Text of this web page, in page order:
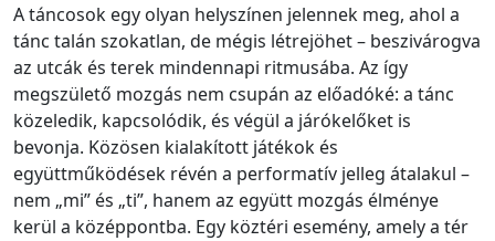
A táncosok egy olyan helyszínen jelennek meg, ahol a
tánc talán szokatlan, de mégis létrejöhet – beszivárogva
az utcák és terek mindennapi ritmusába. Az így
megszülető mozgás nem csupán az előadóké: a tánc
közeledik, kapcsolódik, és végül a járókelőket is
bevonja. Közösen kialakított játékok és
együttműködések révén a performatív jelleg átalakul –
nem „mi” és „ti”, hanem az együtt mozgás élménye
kerül a középpontba. Egy köztéri esemény, amely a tér